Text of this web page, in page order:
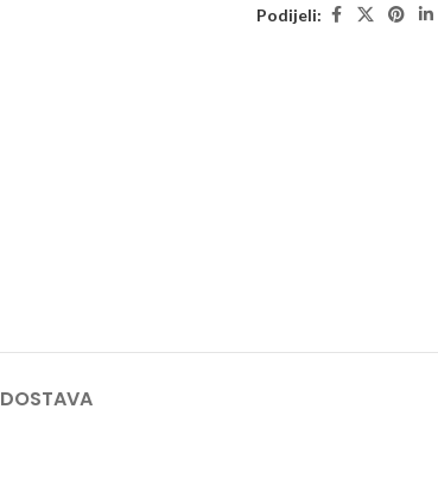
Podijeli:
DOSTAVA